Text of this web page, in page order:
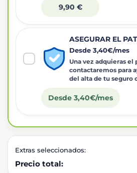
9,90 €
ASEGURAR EL
Desde 3,40€/mes
Una vez adquieras el
contactaremos para
del alta de tu seguro
Desde 3,40€/mes
Extras seleccionados:
Precio total: